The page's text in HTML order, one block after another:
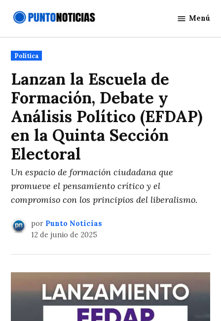
Noticias
Menú
Publicado
en
Política
Lanzan la Escuela de
Formación, Debate y
Análisis Político (EFDAP)
en la Quinta Sección
Electoral
Un espacio de formación ciudadana que
promueve el pensamiento crítico y el
compromiso con los principios del liberalismo.
por Punto Noticias
12 de junio de 2025